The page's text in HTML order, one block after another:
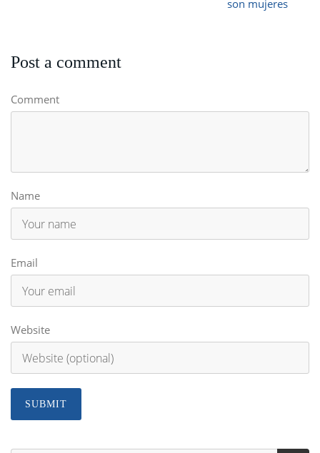
son mujeres
Post a comment
Comment
Name
Email
Website